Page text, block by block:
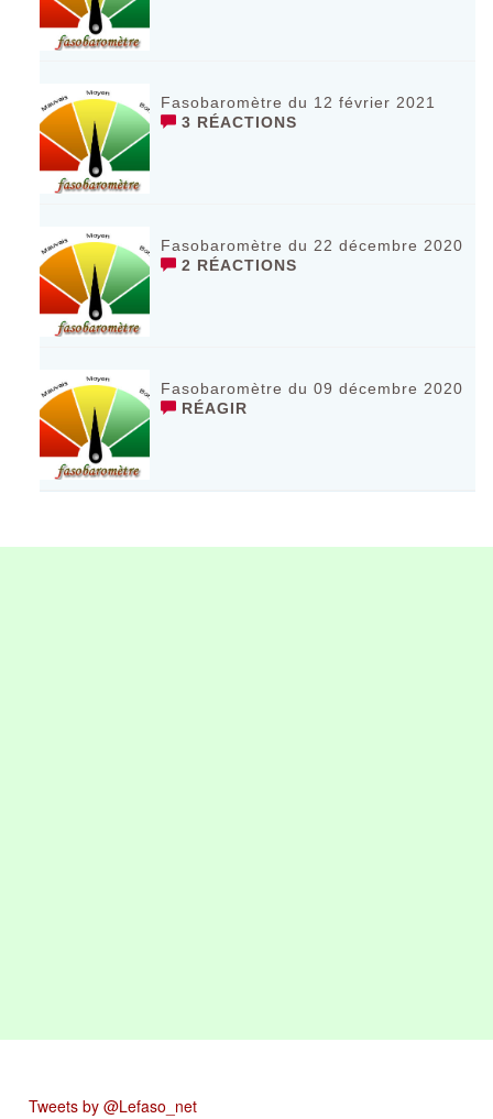
Fasobaromètre du 12 février 2021
3 RÉACTIONS
Fasobaromètre du 22 décembre 2020
2 RÉACTIONS
Fasobaromètre du 09 décembre 2020
RÉAGIR
Tweets by @Lefaso_net